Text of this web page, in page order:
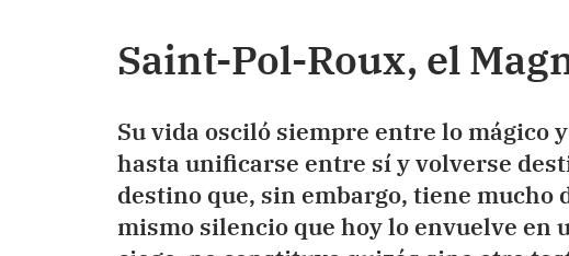
Saint-Pol-Roux, el
Su vida osciló siempre entre lo mágico
hasta unificarse entre sí y volverse
destino que, sin embargo, tiene
mismo silencio que hoy lo envuelve en